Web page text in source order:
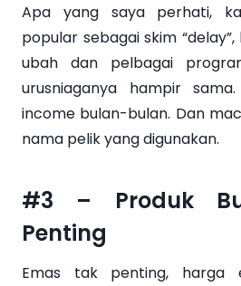
Apa yang saya perhati,
popular sebagai skim
ubah dan pelbagai
urusniaganya hampir
income bulan-bulan. Dan
nama pelik yang digunakan.
#3 – Produk
Penting
Emas tak penting, harga